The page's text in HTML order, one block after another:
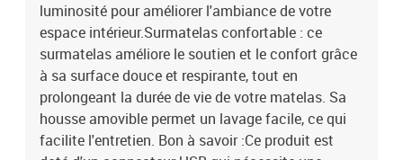
luminosité pour améliorer l'ambiance de votre
espace intérieur.Surmatelas confortable : ce
surmatelas améliore le soutien et le confort grâce
à sa surface douce et respirante, tout en
prolongeant la durée de vie de votre matelas. Sa
housse amovible permet un lavage facile, ce qui
facilite l'entretien. Bon à savoir :Ce produit est